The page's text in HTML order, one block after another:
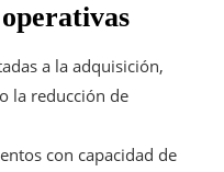
a la adquisición,
la reducción de
con capacidad de